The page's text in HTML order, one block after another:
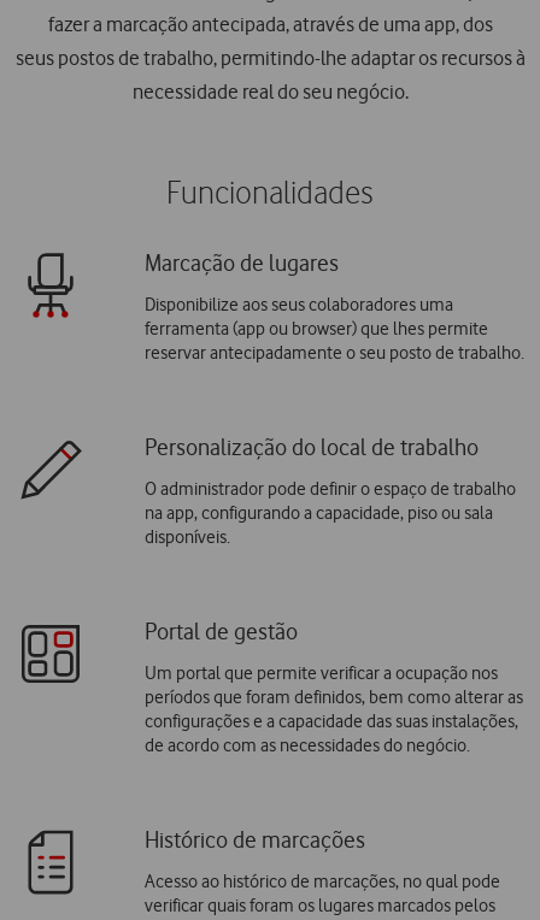
fazer a marcação antecipada, através de uma app, dos
seus postos de trabalho, permitindo-lhe adaptar os recursos à
necessidade real do seu negócio.
Funcionalidades
Marcação de lugares
Disponibilize aos seus colaboradores uma
ferramenta (app ou browser) que lhes permite
reservar antecipadamente o seu posto de trabalho.
Personalização do local de trabalho
O administrador pode definir o espaço de trabalho
na app, configurando a capacidade, piso ou sala
disponíveis.
Portal de gestão
Um portal que permite verificar a ocupação nos
períodos que foram definidos, bem como alterar as
configurações e a capacidade das suas instalações,
de acordo com as necessidades do negócio.
Histórico de marcações
Acesso ao histórico de marcações, no qual pode
verificar quais foram os lugares marcados pelos